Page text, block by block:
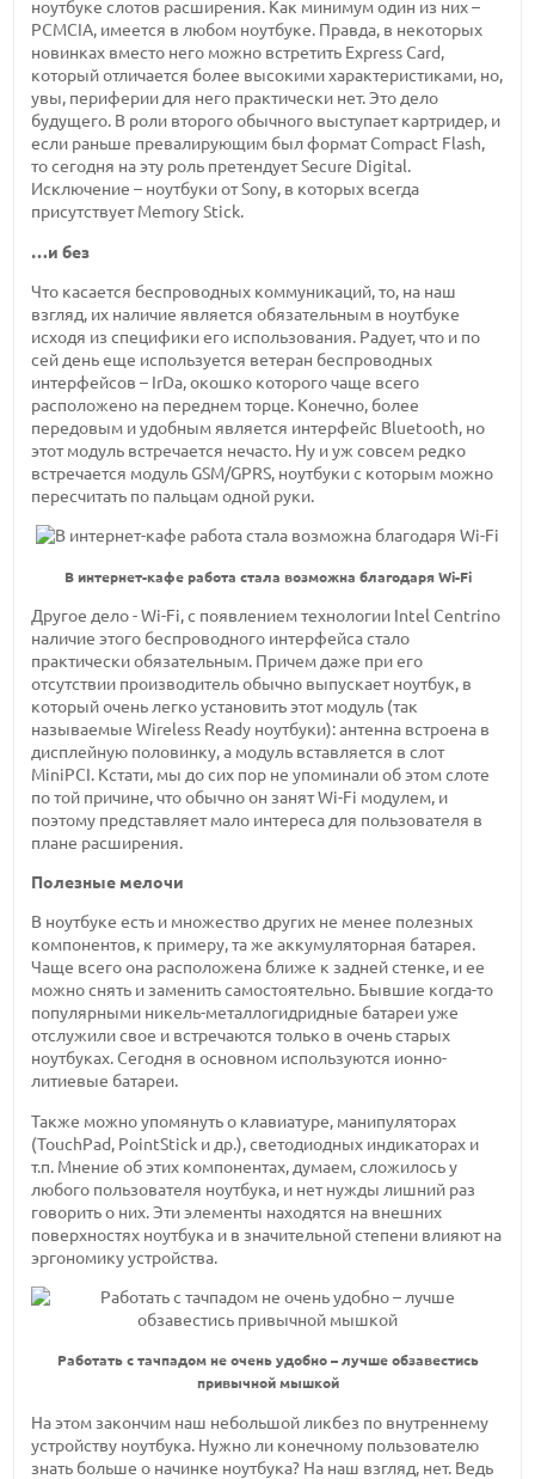
ноутбуке слотов расширения. Как минимум один из них –
PCMCIA, имеется в любом ноутбуке. Правда, в некоторых
новинках вместо него можно встретить Express Card,
который отличается более высокими характеристиками, но,
увы, периферии для него практически нет. Это дело
будущего. В роли второго обычного выступает картридер, и
если раньше превалирующим был формат Compact Flash,
то сегодня на эту роль претендует Secure Digital.
Исключение – ноутбуки от Sony, в которых всегда
присутствует Memory Stick.
…и без
Что касается беспроводных коммуникаций, то, на наш
взгляд, их наличие является обязательным в ноутбуке
исходя из специфики его использования. Радует, что и по
сей день еще используется ветеран беспроводных
интерфейсов – IrDa, окошко которого чаще всего
расположено на переднем торце. Конечно, более
передовым и удобным является интерфейс Bluetooth, но
этот модуль встречается нечасто. Ну и уж совсем редко
встречается модуль GSM/GPRS, ноутбуки с которым можно
пересчитать по пальцам одной руки.
В интернет-кафе работа стала возможна благодаря Wi-Fi
Другое дело - Wi-Fi, с появлением технологии Intel Centrino
наличие этого беспроводного интерфейса стало
практически обязательным. Причем даже при его
отсутствии производитель обычно выпускает ноутбук, в
который очень легко установить этот модуль (так
называемые Wireless Ready ноутбуки): антенна встроена в
дисплейную половинку, а модуль вставляется в слот
MiniPCI. Кстати, мы до сих пор не упоминали об этом слоте
по той причине, что обычно он занят Wi-Fi модулем, и
поэтому представляет мало интереса для пользователя в
плане расширения.
Полезные мелочи
В ноутбуке есть и множество других не менее полезных
компонентов, к примеру, та же аккумуляторная батарея.
Чаще всего она расположена ближе к задней стенке, и ее
можно снять и заменить самостоятельно. Бывшие когда-то
популярными никель-металлогидридные батареи уже
отслужили свое и встречаются только в очень старых
ноутбуках. Сегодня в основном используются ионно-
литиевые батареи.
Также можно упомянуть о клавиатуре, манипуляторах
(TouchPad, PointStick и др.), светодиодных индикаторах и
т.п. Мнение об этих компонентах, думаем, сложилось у
любого пользователя ноутбука, и нет нужды лишний раз
говорить о них. Эти элементы находятся на внешних
поверхностях ноутбука и в значительной степени влияют на
эргономику устройства.
Работать с тачпадом не очень удобно – лучше обзавестись
привычной мышкой
На этом закончим наш небольшой ликбез по внутреннему
устройству ноутбука. Нужно ли конечному пользователю
знать больше о начинке ноутбука? На наш взгляд, нет. Ведь